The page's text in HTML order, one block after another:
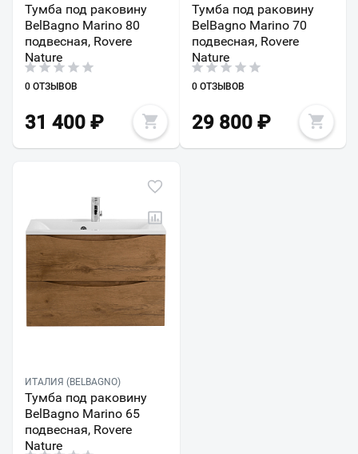
Тумба под раковину
BelBagno Marino 80
подвесная, Rovere
Nature
0 ОТЗЫВОВ
31 400 ₽
Тумба под раковину
BelBagno Marino 70
подвесная, Rovere
Nature
0 ОТЗЫВОВ
29 800₽
ИТАЛИЯ (BELBAGNO)
Тумба под раковину
BelBagno Marino 65
подвесная, Rovere
Nature